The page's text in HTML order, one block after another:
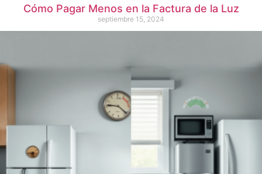
Cómo Pagar Menos en la Factura de la Luz
septiembre 15, 2024